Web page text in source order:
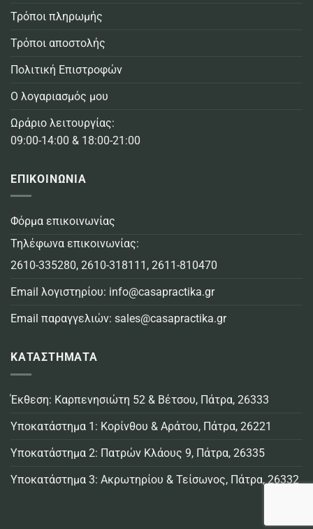
Τρόποι πληρωμής
Τρόποι αποστολής
Πολιτική Επιστροφών
Ο λογαριασμός μου
Ωράριο λειτουργίας:
09:00-14:00 & 18:00-21:00
ΕΠΙΚΟΙΝΩΝΙΑ
Φόρμα επικοινωνίας
Τηλέφωνα επικοινωνίας:
2610-335280, 2610-318111 , 2611-810470
Email λογιστηρίου: info@casapractika.gr
Email παραγγελιών: sales@casapractika.gr
ΚΑΤΑΣΤΗΜΑΤΑ
Έκθεση: Καρπενησιώτη 52 & Βέτσου, Πάτρα, 26333
Υποκατάστημα 1: Κορίνθου & Αράτου, Πάτρα, 26221
Υποκατάστημα 2: Πατρών Κλάους 9, Πάτρα, 26335
Υποκατάστημα 3: Ακρωτηρίου & Τείσωνος, Πάτρα, 26332